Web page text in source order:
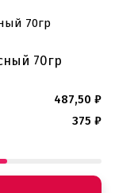
70гр
487,50 ₽
375 ₽